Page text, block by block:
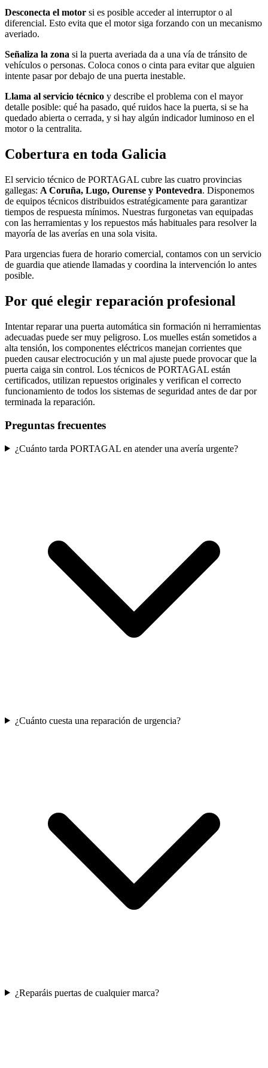
Desconecta el motor si es posible acceder al interruptor o al
diferencial. Esto evita que el motor siga forzando con un mecanismo
averiado.
Señaliza la zona si la puerta averiada da a una vía de tránsito de
vehículos o personas. Coloca conos o cinta para evitar que alguien
intente pasar por debajo de una puerta inestable.
Llama al servicio técnico y describe el problema con el mayor
detalle posible: qué ha pasado, qué ruidos hace la puerta, si se ha
quedado abierta o cerrada, y si hay algún indicador luminoso en el
motor o la centralita.
Cobertura en toda Galicia
El servicio técnico de PORTAGAL cubre las cuatro provincias
gallegas: A Coruña, Lugo, Ourense y Pontevedra. Disponemos
de equipos técnicos distribuidos estratégicamente para garantizar
tiempos de respuesta mínimos. Nuestras furgonetas van equipadas
con las herramientas y los repuestos más habituales para resolver la
mayoría de las averías en una sola visita.
Para urgencias fuera de horario comercial, contamos con un servicio
de guardia que atiende llamadas y coordina la intervención lo antes
posible.
Por qué elegir reparación profesional
Intentar reparar una puerta automática sin formación ni herramientas
adecuadas puede ser muy peligroso. Los muelles están sometidos a
alta tensión, los componentes eléctricos manejan corrientes que
pueden causar electrocución y un mal ajuste puede provocar que la
puerta caiga sin control. Los técnicos de PORTAGAL están
certificados, utilizan repuestos originales y verifican el correcto
funcionamiento de todos los sistemas de seguridad antes de dar por
terminada la reparación.
Preguntas frecuentes
¿Cuánto tarda PORTAGAL en atender una avería urgente?
¿Cuánto cuesta una reparación de urgencia?
¿Reparáis puertas de cualquier marca?